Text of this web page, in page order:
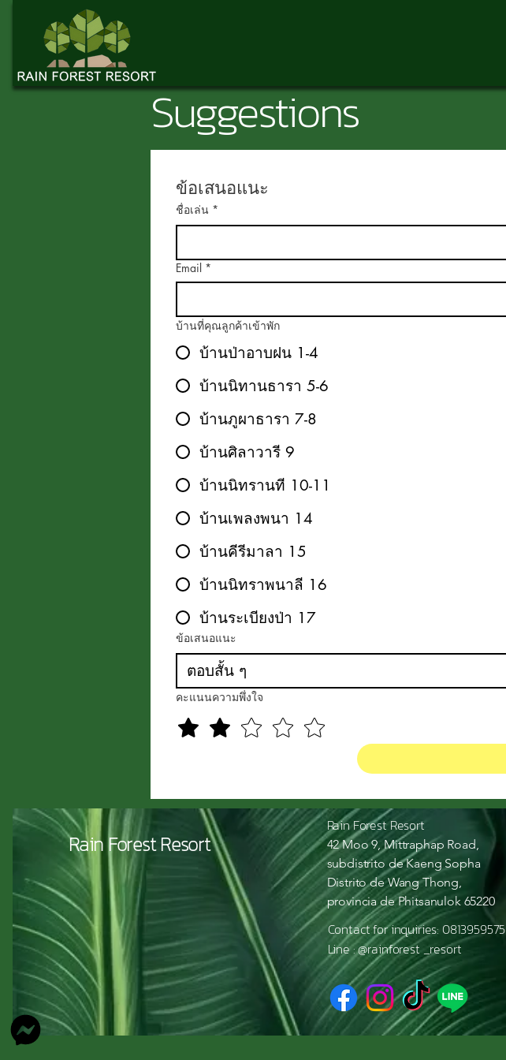
Suggestions
ข้อเสนอแนะ
ชื่อเล่น *
Email *
บ้านที่คุณลูกค้าเข้าพัก
บ้านป่าอาบฝน 1-4
บ้านนิทานธารา 5-6
บ้านภูผาธารา 7-8
บ้านศิลาวารี 9
บ้านนิทรานที 10-11
บ้านเพลงพนา 14
บ้านคีรีมาลา 15
บ้านนิทราพนาลี 16
บ้านระเบียงป่า 17
ข้อเสนอแนะ
คะแนนความพึ่งใจ
Rain Forest Resort
Rain Forest Resort
42 Moo 9, Mittraphap Road,
subdistrito de Kaeng Sopha
Distrito de Wang Thong,
provincia de Phitsanulok 65220
Contact for inquiries: 0813959575
Line : @rainforest _resort